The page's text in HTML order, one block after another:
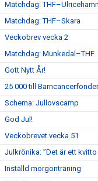
Matchdag: THF–Ulricehamn
Matchdag: THF–Skara
Veckobrev vecka 2
Matchdag: Munkedal–THF
Gott Nytt År!
25 000 till
Schema: Jullovscamp
God Jul!
Veckobrevet vecka 51
Julkrönika: ”Det är ett
Inställd morgonträning